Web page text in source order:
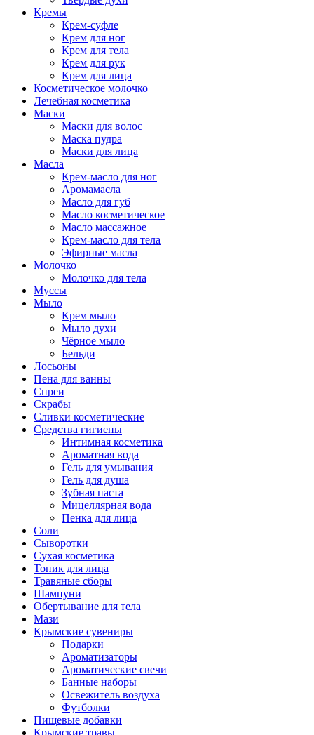
Кремы
Крем-суфле
Крем для ног
Крем для тела
Крем для рук
Крем для лица
Косметическое молочко
Лечебная косметика
Маски
Маски для волос
Маска пудра
Маски для лица
Масла
Крем-масло для ног
Аромамасла
Масло для губ
Масло косметическое
Масло массажное
Крем-масло для тела
Эфирные масла
Молочко
Молочко для тела
Муссы
Мыло
Крем мыло
Мыло духи
Чёрное мыло
Бельди
Лосьоны
Пена для ванны
Спреи
Скрабы
Сливки косметические
Средства гигиены
Интимная косметика
Ароматная вода
Гель для умывания
Гель для душа
Зубная паста
Мицеллярная вода
Пенка для лица
Соли
Сыворотки
Сухая косметика
Тоник для лица
Травяные сборы
Шампуни
Обертывание для тела
Мази
Крымские сувениры
Подарки
Ароматизаторы
Ароматические свечи
Банные наборы
Освежитель воздуха
Футболки
Пищевые добавки